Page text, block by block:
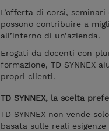
L’offerta di corsi,
possono contribuire a
all’interno di un’azienda.
Erogati da docenti con
formazione, TD SYNNEX
propri clienti.
TD SYNNEX, la scelta
TD SYNNEX non vende
basata sulle reali